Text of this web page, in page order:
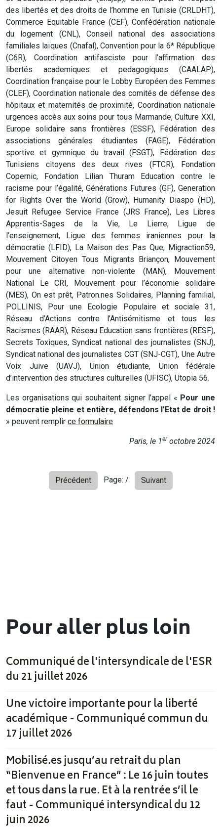
des libertés et des droits de l’homme en Tunisie (CRLDHT),
Commerce Equitable France (CEF), Confédération nationale
du logement (CNL), Conseil national des associations
familiales laïques (Cnafal), Convention pour la 6* République
(C6R), Coordination antifasciste pour l’affirmation des
libertés academiques et pedagogiques (CAALAP),
Coordination française pour le Lobby Européen des Femmes
(CLEF), Coordination nationale des comités de défense des
hôpitaux et maternités de proximité, Coordination nationale
urgences accès aux soins pour tous Marmande, Culture XXI,
Europe solidaire sans frontières (ESSF), Fédération des
associations générales étudiantes (FAGE), Fédération
sportive et gymnique du travail (FSGT), Fédération des
Tunisiens citoyens des deux rives (FTCR), Fondation
Copernic, Fondation Lilian Thuram Education contre le
racisme pour l’égalité, Générations Futures (GF), Generation
for Rights Over the World (Grow), Humanity Diaspo (HD),
Jesuit Refugee Service France (JRS France), Les Libres
Apprentis-Sages de la Vie, Le Lierre, Ligue de
l’enseignement, Ligue des femmes iraniennes pour la
démocratie (LFID), La Maison des Pas Que, Migraction59,
Mouvement Citoyen Tous Migrants Briançon, Mouvement
pour une alternative non-violente (MAN), Mouvement
National Le CRI, Mouvement pour l’économie solidaire
(MES), On est prêt, Patron.nes Solidaires, Planning familial,
POLLINIS, Pour une Ecologie Populaire et sociale 31,
Réseau d’Actions contre l’Antisémitisme et tous les
Racismes (RAAR), Réseau Education sans frontières (RESF),
Secrets Toxiques, Syndicat national des journalistes (SNJ),
Syndicat national des journalistes CGT (SNJ-CGT), Une Autre
Voix Juive (UAVJ), Union étudiante, Union fédérale
d’intervention des structures culturelles (UFISC), Utopia 56.
Les organisations qui souhaitent signer l’appel « Pour une
démocratie pleine et entière, défendons l’Etat de droit !
» peuvent remplir ce formulaire
Paris, le 1eroctobre 2024
Précédent Page: / Suivant
Pour aller plus loin
Communiqué de l'intersyndicale de l'ESR
du 21 juillet 2026
Une victoire importante pour la liberté
académique - Communiqué commun du
17 juillet 2026
Mobilisé.es jusqu’au retrait du plan
“Bienvenue en France” : Le 16 juin toutes
et tous dans la rue. Et à la rentrée s’il le
faut - Communiqué intersyndical du 12
juin 2026